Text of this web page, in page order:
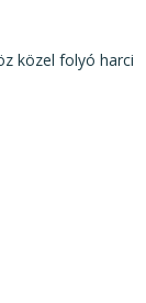
közel folyó harci